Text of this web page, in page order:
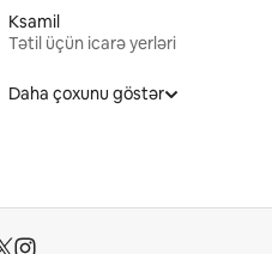
Ksamil
Tətil üçün icarə yerləri
Daha çoxunu göstər